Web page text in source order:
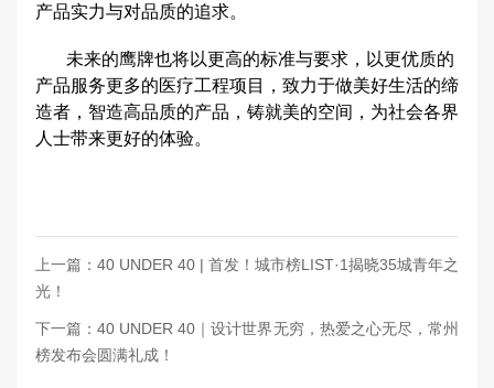
产品实力与对品质的追求。
未来的鹰牌也将以更高的标准与要求，以更优质的
产品服务更多的医疗工程项目，致力于做美好生活的缔
造者，智造高品质的产品，铸就美的空间，为社会各界
人士带来更好的体验。
上一篇：40 UNDER 40 | 首发！城市榜LIST·1揭晓35城青年之
光！
下一篇：40 UNDER 40｜设计世界无穷，热爱之心无尽，常州
榜发布会圆满礼成！